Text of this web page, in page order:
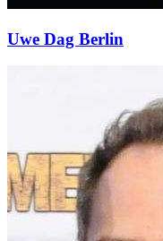
Uwe Dag Berlin